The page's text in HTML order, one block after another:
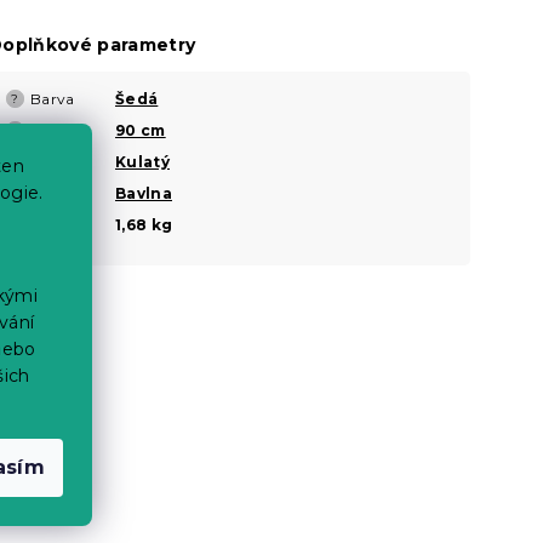
parametry
? Barva Šedá
Průměr
90 cm
Tvar
Kulatý
? Materiál
Bavlna
1,68 kg